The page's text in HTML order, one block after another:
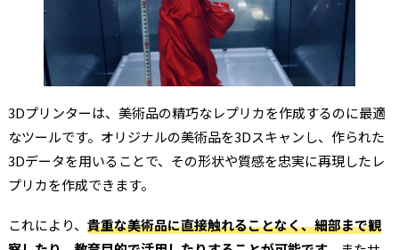
3Dプリンターは、美術品の精巧なレプリカを作成するのに最適
なツールです。オリジナルの美術品を3Dスキャンし、作られた
3Dデータを用いることで、その形状や質感を忠実に再現したレ
プリカを作成できます。
これにより、 貴重な美術品に直接触れることなく、細部まで観